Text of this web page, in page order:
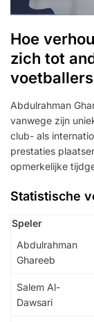
Hoe
zich tot
Abdulrahman
vanwege zijn
club- als
prestaties
opmerkelijke
Statistische
Speler
Abdulrahman
Ghareeb
Salem Al-
Dawsari